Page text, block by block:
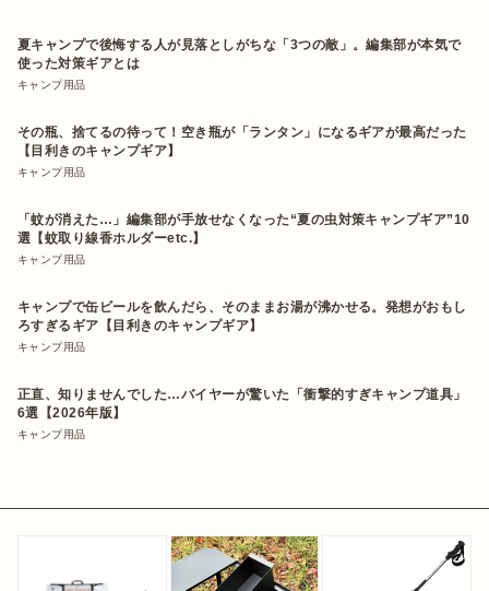
夏キャンプで後悔する人が見落としがちな「3つの敵」。編集部が本気で
使った対策ギアとは
キャンプ用品
その瓶、捨てるの待って！空き瓶が「ランタン」になるギアが最高だった
【目利きのキャンプギア】
キャンプ用品
「蚊が消えた…」編集部が手放せなくなった“夏の虫対策キャンプギア”10
選【蚊取り線香ホルダーetc.】
キャンプ用品
キャンプで缶ビールを飲んだら、そのままお湯が沸かせる。発想がおもし
ろすぎるギア【目利きのキャンプギア】
キャンプ用品
正直、知りませんでした…バイヤーが驚いた「衝撃的すぎキャンプ道具」
6選【2026年版】
キャンプ用品